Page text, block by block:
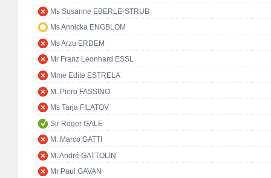
Ms Susanne EBERLE-STRUB
Ms Annicka ENGBLOM
Ms Arzu ERDEM
Mr Franz Leonhard ESSL
Mme Edite ESTRELA
M. Piero FASSINO
Ms Tarja FILATOV
Sir Roger GALE
M. Marco GATTI
M. André GATTOLIN
Mr Paul GAVAN